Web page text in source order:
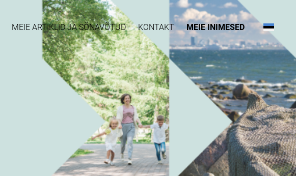
MEIE ARTIKLID JA SÕNAVÕTUD KONTAKT MEIE INIMESED